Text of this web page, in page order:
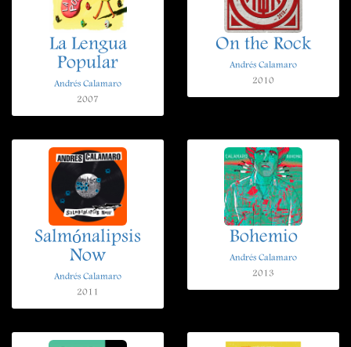
La Lengua
Popular
Andrés Calamaro
2007
On the Rock
Andrés Calamaro
2010
Salmónalipsis
Now
Andrés Calamaro
2011
Bohemio
Andrés Calamaro
2013